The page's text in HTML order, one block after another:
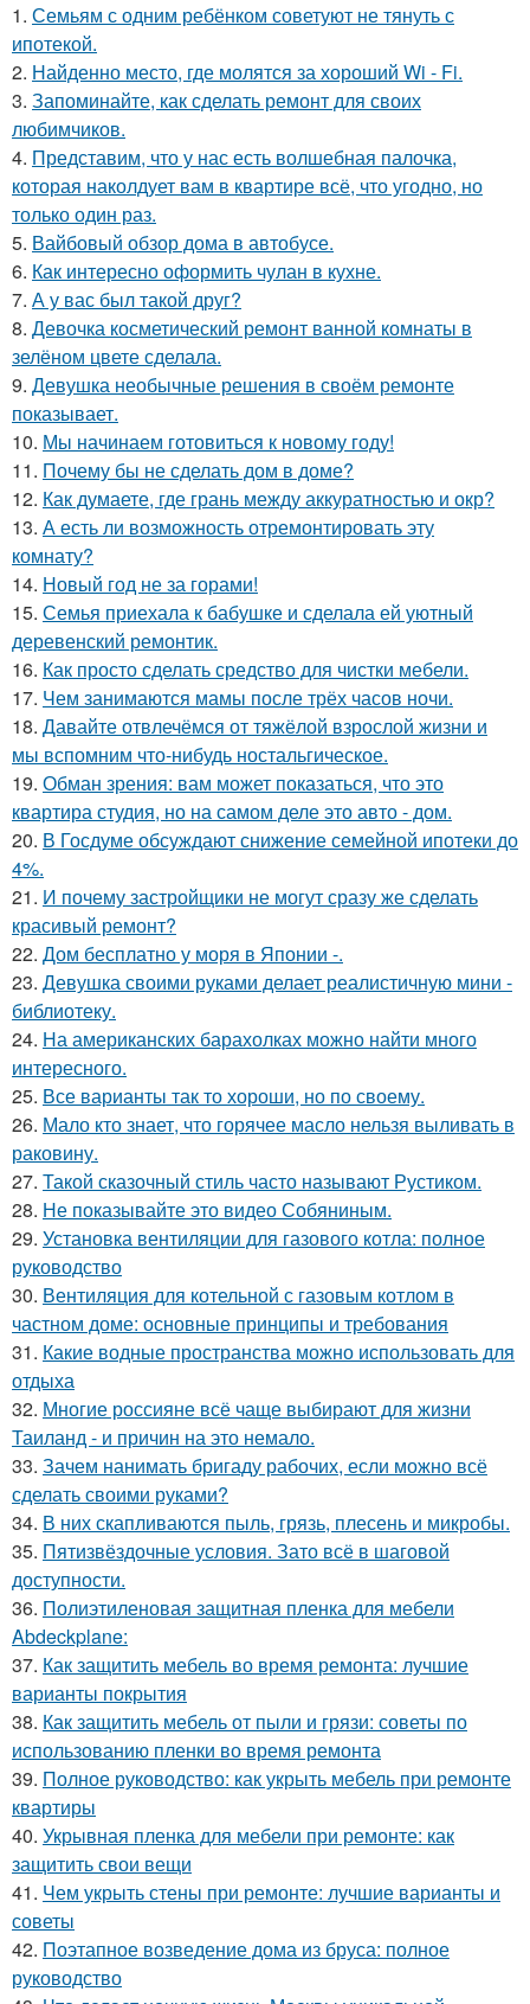
1. Семьям с одним ребёнком советуют не тянуть с
ипотекой.
2. Найденно место, где молятся за хороший Wi - Fi.
3. Запоминайте, как сделать ремонт для своих
любимчиков.
4. Представим, что у нас есть волшебная палочка,
которая наколдует вам в квартире всё, что угодно, но
только один раз.
5. Вайбовый обзор дома в автобусе.
6. Как интересно оформить чулан в кухне.
7. А у вас был такой друг?
8. Девочка косметический ремонт ванной комнаты в
зелёном цвете сделала.
9. Девушка необычные решения в своём ремонте
показывает.
10. Мы начинаем готовиться к новому году!
11. Почему бы не сделать дом в доме?
12. Как думаете, где грань между аккуратностью и окр?
13. А есть ли возможность отремонтировать эту
комнату?
14. Новый год не за горами!
15. Семья приехала к бабушке и сделала ей уютный
деревенский ремонтик.
16. Как просто сделать средство для чистки мебели.
17. Чем занимаются мамы после трёх часов ночи.
18. Давайте отвлечёмся от тяжёлой взрослой жизни и
мы вспомним что-нибудь ностальгическое.
19. Обман зрения: вам может показаться, что это
квартира студия, но на самом деле это авто - дом.
20. В Госдуме обсуждают снижение семейной ипотеки до
4%.
21. И почему застройщики не могут сразу же сделать
красивый ремонт?
22. Дом бесплатно у моря в Японии -.
23. Девушка своими руками делает реалистичную мини -
библиотеку.
24. На американских барахолках можно найти много
интересного.
25. Все варианты так то хороши, но по своему.
26. Мало кто знает, что горячее масло нельзя выливать в
раковину.
27. Такой сказочный стиль часто называют Рустиком.
28. Не показывайте это видео Собяниным.
29. Установка вентиляции для газового котла: полное
руководство
30. Вентиляция для котельной с газовым котлом в
частном доме: основные принципы и требования
31. Какие водные пространства можно использовать для
отдыха
32. Многие россияне всё чаще выбирают для жизни
Таиланд - и причин на это немало.
33. Зачем нанимать бригаду рабочих, если можно всё
сделать своими руками?
34. В них скапливаются пыль, грязь, плесень и микробы.
35. Пятизвёздочные условия. Зато всё в шаговой
доступности.
36. Полиэтиленовая защитная пленка для мебели
Abdeckplane:
37. Как защитить мебель во время ремонта: лучшие
варианты покрытия
38. Как защитить мебель от пыли и грязи: советы по
использованию пленки во время ремонта
39. Полное руководство: как укрыть мебель при ремонте
квартиры
40. Укрывная пленка для мебели при ремонте: как
защитить свои вещи
41. Чем укрыть стены при ремонте: лучшие варианты и
советы
42. Поэтапное возведение дома из бруса: полное
руководство